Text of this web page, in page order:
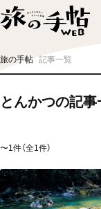
旅の手帖 記事一覧
とんかつの記
〜1件（全1件）
温泉
グルメ
街歩き